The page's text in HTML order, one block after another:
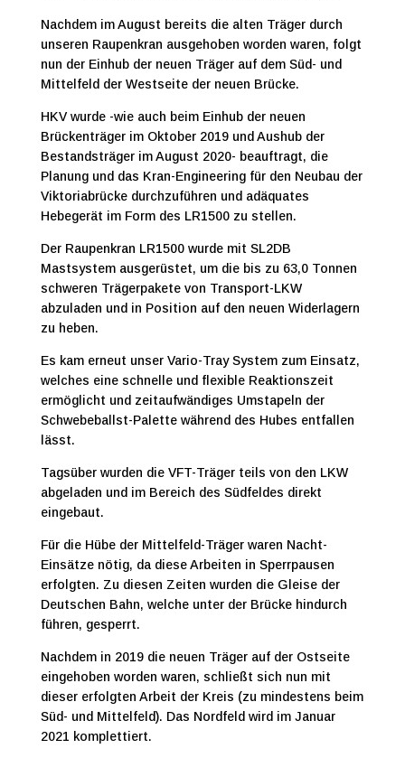
Nachdem im August bereits die alten Träger durch
unseren Raupenkran ausgehoben worden waren, folgt
nun der Einhub der neuen Träger auf dem Süd- und
Mittelfeld der Westseite der neuen Brücke.
HKV wurde -wie auch beim Einhub der neuen
Brückenträger im Oktober 2019 und Aushub der
Bestandsträger im August 2020- beauftragt, die
Planung und das Kran-Engineering für den Neubau der
Viktoriabrücke durchzuführen und adäquates
Hebegerät im Form des LR1500 zu stellen.
Der Raupenkran LR1500 wurde mit SL2DB
Mastsystem ausgerüstet, um die bis zu 63,0 Tonnen
schweren Trägerpakete von Transport-LKW
abzuladen und in Position auf den neuen Widerlagern
zu heben.
Es kam erneut unser Vario-Tray System zum Einsatz,
welches eine schnelle und flexible Reaktionszeit
ermöglicht und zeitaufwändiges Umstapeln der
Schwebeballst-Palette während des Hubes entfallen
lässt.
Tagsüber wurden die VFT-Träger teils von den LKW
abgeladen und im Bereich des Südfeldes direkt
eingebaut.
Für die Hübe der Mittelfeld-Träger waren Nacht-
Einsätze nötig, da diese Arbeiten in Sperrpausen
erfolgten. Zu diesen Zeiten wurden die Gleise der
Deutschen Bahn, welche unter der Brücke hindurch
führen, gesperrt.
Nachdem in 2019 die neuen Träger auf der Ostseite
eingehoben worden waren, schließt sich nun mit
dieser erfolgten Arbeit der Kreis (zu mindestens beim
Süd- und Mittelfeld). Das Nordfeld wird im Januar
2021 komplettiert.